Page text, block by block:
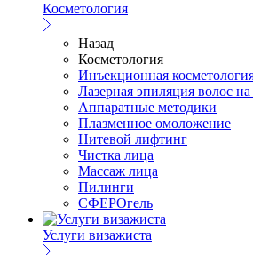
Косметология
Назад
Косметология
Инъекционная
Лазерная эпиляция волос
Аппаратные методики
Плазменное омоложение
Нитевой лифтинг
Чистка лица
Массаж лица
Пилинги
СФЕРОгель
Услуги визажиста